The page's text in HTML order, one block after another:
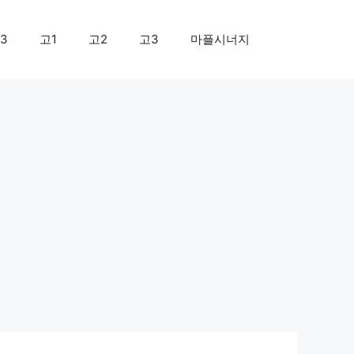
고1 고2 고3 마플시너지